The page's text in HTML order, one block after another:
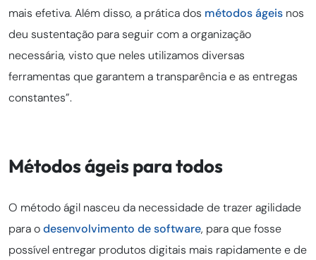
mais efetiva. Além disso, a prática dos métodos ágeis nos
deu sustentação para seguir com a organização
necessária, visto que neles utilizamos diversas
ferramentas que garantem a transparência e as entregas
constantes”.
Métodos ágeis para todos
O método ágil nasceu da necessidade de trazer agilidade
para odesenvolvimento de software, para que fosse
possível entregar produtos digitais mais rapidamente e de